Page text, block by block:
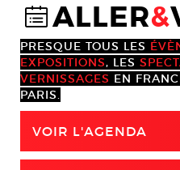
@ALLER&
PRESQUE TOUS LES
EXPOSITIONS, LES
VERNISSAGES EN
PARIS.
VOIR L'AGENDA